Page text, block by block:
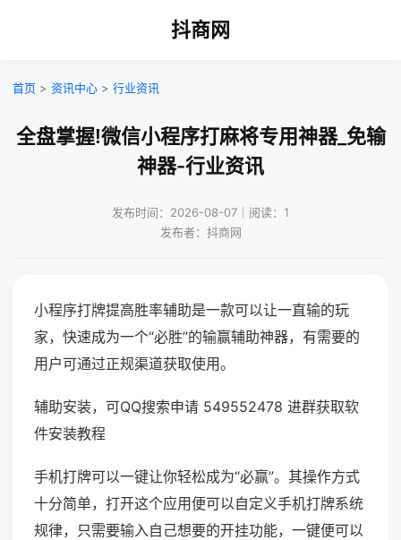
抖商网
首页 > 资讯中心 > 行业资讯
全盘掌握!微信小程序打麻将专用神器_免输
神器-行业资讯
发布时间：2026-08-07｜阅读：1
发布者：抖商网
小程序打牌提高胜率辅助是一款可以让一直输的玩
家，快速成为一个“必胜”的输赢辅助神器，有需要的
用户可通过正规渠道获取使用。
辅助安装，可QQ搜索申请 549552478 进群获取软
件安装教程
手机打牌可以一键让你轻松成为“必赢”。其操作方式
十分简单，打开这个应用便可以自定义手机打牌系统
规律，只需要输入自己想要的开挂功能，一键便可以